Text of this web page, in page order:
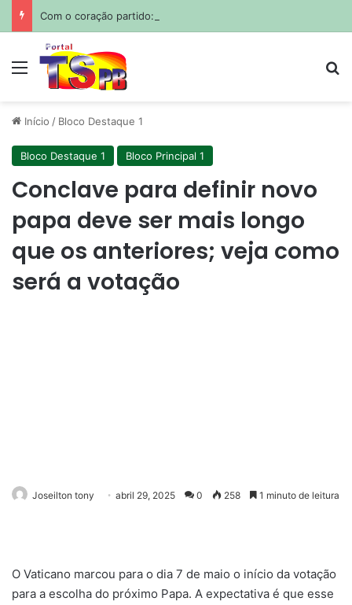
Menu
Início / Bloco Destaque 1
Bloco Destaque 1 Bloco Principal 1
Conclave para definir novo
papa deve ser mais longo
que os anteriores; veja como
será a votação
Joseilton tony abril 29, 2025 0 258 1 minuto de leitura
O Vaticano marcou para o dia 7 de maio o início da votação
para a escolha do próximo Papa. A expectativa é que esse